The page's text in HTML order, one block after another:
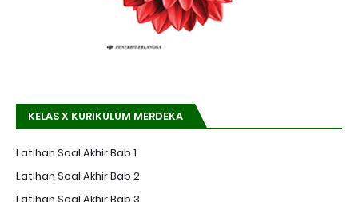
KELAS X KURIKULUM MERDEKA
Latihan Soal Akhir Bab 1
Latihan Soal Akhir Bab 2
Latihan Soal Akhir Bab 3